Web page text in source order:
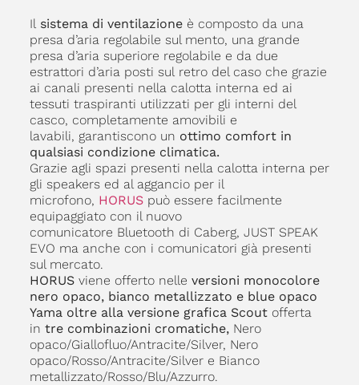
Il sistema di ventilazioneè composto da una
presa d’aria regolabile sul mento, una grande
presa d’aria superiore regolabile e da due
estrattori d’aria posti sul retro del caso che grazie
ai canali presenti nella calotta interna ed ai
tessuti traspiranti utilizzati per gli interni del
casco, completamente amovibili e
lavabili, garantiscono un ottimo comfort in
qualsiasi condizione climatica.
Grazie agli spazi presenti nella calotta interna per
gli speakers ed al aggancio per il
microfono, HORUSpuò essere facilmente
equipaggiato con il nuovo
comunicatore Bluetooth di Caberg, JUST SPEAK
EVO ma anche con i comunicatori già presenti
sul mercato.
HORUSviene offerto nelle versioni monocolore
nero opaco, bianco metallizzato e blue opaco
Yama oltre alla versione grafica Scout offerta
in tre combinazioni cromatiche,Nero
opaco/Giallofluo/Antracite/Silver, Nero
opaco/Rosso/Antracite/Silver e Bianco
metallizzato/Rosso/Blu/Azzurro.